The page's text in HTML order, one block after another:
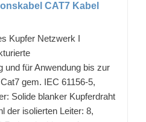
CAT7 Kabel
Kupfer Netzwerk I
und für Anwendung bis zur
gem. IEC 61156-5,
Solide blanker Kupferdraht
der isolierten Leiter: 8,